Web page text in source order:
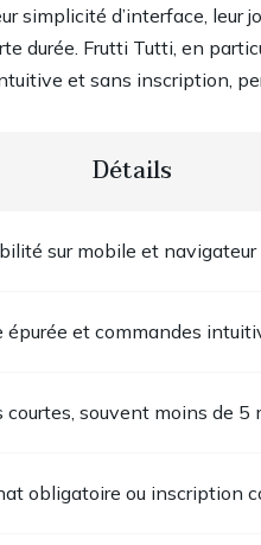
simplicité d’interface,
durée. Frutti Tutti, en
et sans inscription,
Détails
sur mobile et
épurée et commandes
courtes, souvent moins de 5
obligatoire ou inscription